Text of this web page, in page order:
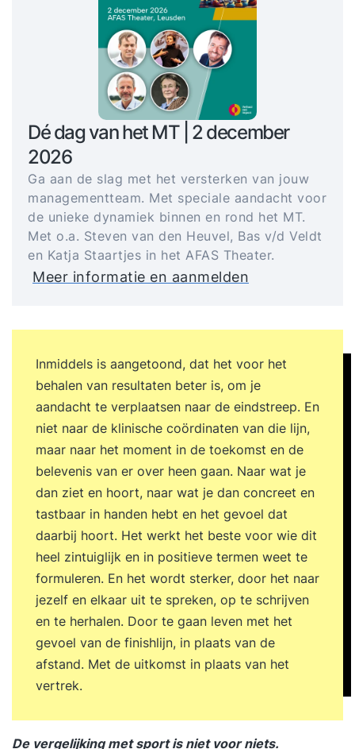
Dé dag van het MT | 2 december
2026
Ga aan de slag met het versterken van jouw
managementteam. Met speciale aandacht voor
de unieke dynamiek binnen en rond het MT.
Met o.a. Steven van den Heuvel, Bas v/d Veldt
en Katja Staartjes in het AFAS Theater.
Meer informatie en aanmelden
Inmiddels is aangetoond, dat het voor het
behalen van resultaten beter is, om je
aandacht te verplaatsen naar de eindstreep. En
niet naar de klinische coördinaten van die lijn,
maar naar het moment in de toekomst en de
belevenis van er over heen gaan. Naar wat je
dan ziet en hoort, naar wat je dan concreet en
tastbaar in handen hebt en het gevoel dat
daarbij hoort. Het werkt het beste voor wie dit
heel zintuiglijk en in positieve termen weet te
formuleren. En het wordt sterker, door het naar
jezelf en elkaar uit te spreken, op te schrijven
en te herhalen. Door te gaan leven met het
gevoel van de finishlijn, in plaats van de
afstand. Met de uitkomst in plaats van het
vertrek.
De vergelijking met sport is niet voor niets.